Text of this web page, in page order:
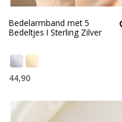
Bedelarmband met 5
Bedeltjes I Sterling Zilver
44,90